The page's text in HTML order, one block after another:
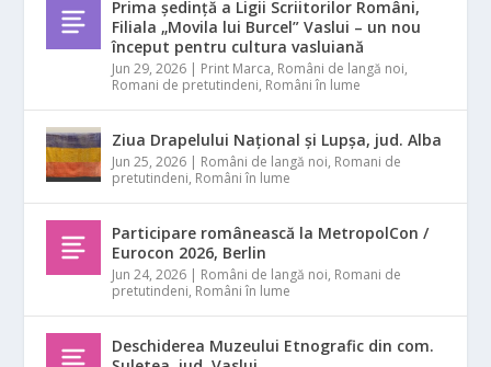
Prima ședință a Ligii Scriitorilor Români,
Filiala „Movila lui Burcel” Vaslui – un nou
început pentru cultura vasluiană
Jun 29, 2026 | Print Marca, Români de langă noi,
Romani de pretutindeni, Români în lume
Ziua Drapelului Național și Lupșa, jud. Alba
Jun 25, 2026 | Români de langă noi, Romani de
pretutindeni, Români în lume
Participare românească la MetropolCon /
Eurocon 2026, Berlin
Jun 24, 2026 | Români de langă noi, Romani de
pretutindeni, Români în lume
Deschiderea Muzeului Etnografic din com.